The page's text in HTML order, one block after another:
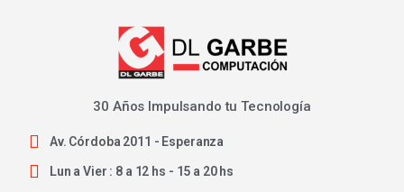
30 Años Impulsando tu Tecnología
Av. Córdoba 2011 - Esperanza
Lun a Vier : 8 a 12 hs - 15 a 20 hs